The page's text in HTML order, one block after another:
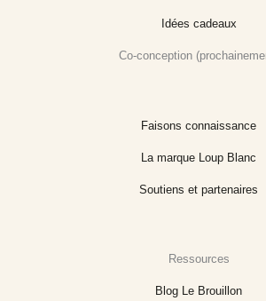
Idées cadeaux
Co-conception
Faisons connaissance
La marque Loup Blanc
Soutiens et partenaires
Ressources
Blog Le Brouillon